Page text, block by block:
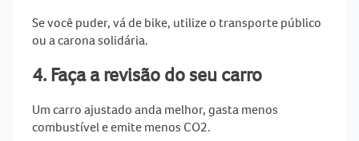
Se você puder, vá de bike, utilize o transporte público
ou a carona solidária.
4. Faça a revisão do seu carro
Um carro ajustado anda melhor, gasta menos
combustível e emite menos CO2.